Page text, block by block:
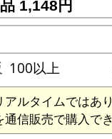
100以上
ルタイムではあり
信販売で購入でき